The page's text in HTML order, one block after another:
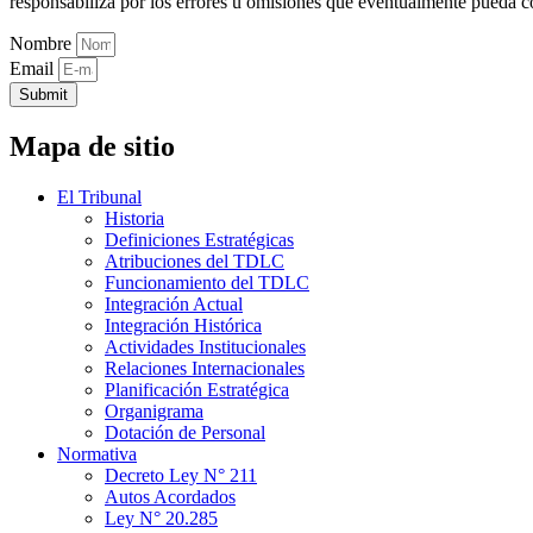
Nombre
Email
Submit
Mapa de sitio
El Tribunal
Historia
Definiciones Estratégicas
Atribuciones del TDLC
Funcionamiento del TDLC
Integración Actual
Integración Histórica
Actividades Institucionales
Relaciones Internacionales
Planificación Estratégica
Organigrama
Dotación de Personal
Normativa
Decreto Ley N° 211
Autos Acordados
Ley N° 20.285